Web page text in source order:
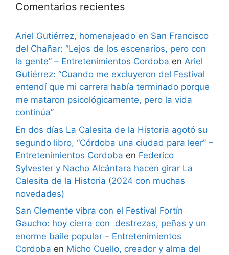
Comentarios recientes
Ariel Gutiérrez, homenajeado en San Francisco
del Chañar: “Lejos de los escenarios, pero con
la gente” – Entretenimientos Cordoba en Ariel
Gutiérrez: “Cuando me excluyeron del Festival
entendí que mi carrera había terminado porque
me mataron psicológicamente, pero la vida
continúa”
En dos días La Calesita de la Historia agotó su
segundo libro, “Córdoba una ciudad para leer” –
Entretenimientos Cordoba en Federico
Sylvester y Nacho Alcántara hacen girar La
Calesita de la Historia (2024 con muchas
novedades)
San Clemente vibra con el Festival Fortín
Gaucho: hoy cierra con destrezas, peñas y un
enorme baile popular – Entretenimientos
Cordoba en Micho Cuello, creador y alma del